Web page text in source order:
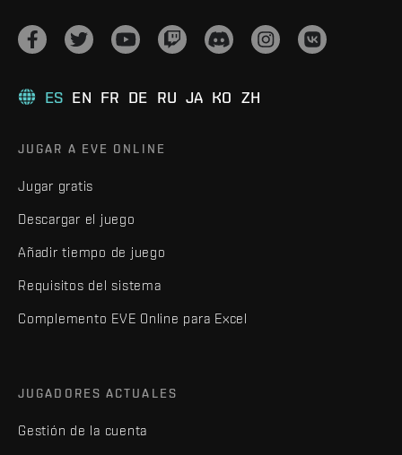
ES EN FR DE RU JA KO ZH
JUGAR A EVE ONLINE
Jugar gratis
Descargar el juego
Añadir tiempo de juego
Requisitos del sistema
Complemento EVE Online para Excel
JUGADORES ACTUALES
Gestión de la cuenta